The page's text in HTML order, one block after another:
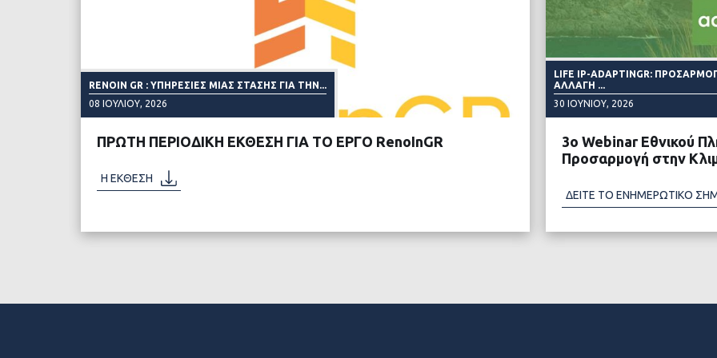
RENOIN GR : ΥΠΗΡΕΣΊΕΣ ΜΙΑΣ ΣΤΆΣΗΣ ΓΙΑ ΤΗΝ...
08 ΙΟΥΛΊΟΥ, 2026
ΠΡΩΤΗ ΠΕΡΙΟΔΙΚΗ ΕΚΘΕΣΗ ΓΙΑ ΤΟ ΕΡΓΟ RenoInGR
Η ΕΚΘΕΣΗ
LIFE IP-ADAPTINGR:
ΑΛΛΑΓΉ ...
30 ΙΟΥΝΊΟΥ, 2026
3ο Webinar Εθνικού
Προσαρμογή στην
ΔΕΙΤΕ ΤΟ ΕΝΗΜΕΡΩΤΙΚΟ